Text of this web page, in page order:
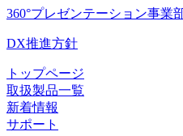
360°プレゼンテーション事業
DX推進方針
トップページ
取扱製品一覧
新着情報
サポート